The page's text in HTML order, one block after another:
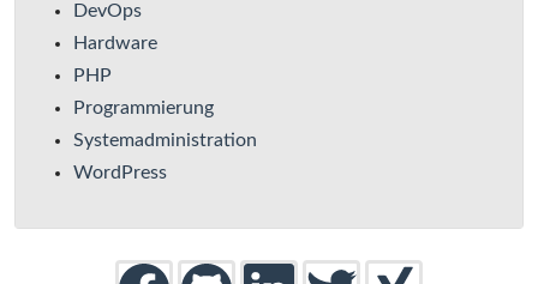
DevOps
Hardware
PHP
Programmierung
Systemadministration
WordPress